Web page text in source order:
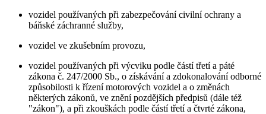
vozidel používaných při zabezpečování civilní ochrany a
báňské záchranné služby,
vozidel ve zkušebním provozu,
vozidel používaných při výcviku podle částí třetí a páté
zákona č. 247/2000 Sb., o získávání a zdokonalování odborné
způsobilosti k řízení motorových vozidel a o změnách
některých zákonů, ve znění pozdějších předpisů (dále též
"zákon"), a při zkouškách podle částí třetí a čtvrté zákona,